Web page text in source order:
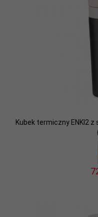
Kubek termiczny ENKI2